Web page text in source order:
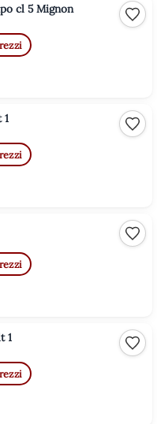
cl 5 Mignon
1
1